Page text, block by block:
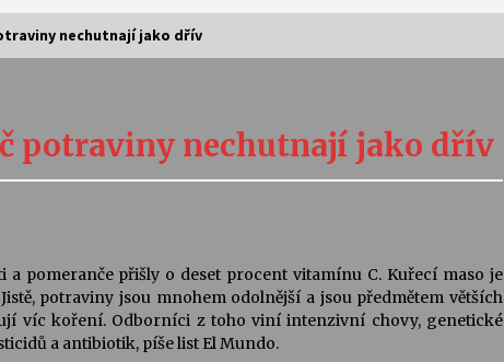
Stávám se kapkou
30. 7. 2026
Vysočinka
17. 7. 2026
nechutnají jako dřív
potraviny nechutnají jako dřív
a pomeranče přišly o deset procent vitamínu C. Kuřecí maso je
potraviny jsou mnohem odolnější a jsou předmětem větších
víc koření. Odborníci z toho viní intenzivní chovy, genetické
a antibiotik, píše list El Mundo.